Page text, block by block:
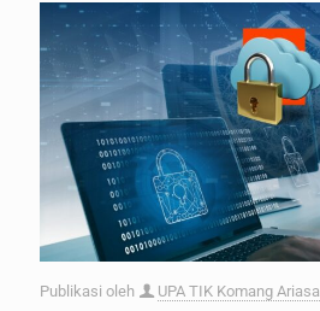
Publikasi oleh UPA TIK Komang Ariasa